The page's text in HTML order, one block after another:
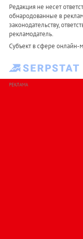
Редакция не несет
обнародованные в
законодательству,
рекламодатель.
Субъект в сфере
РЕКЛАМА